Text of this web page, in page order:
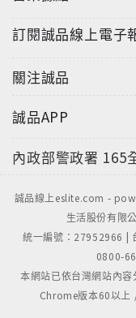
訂閱誠品線上電子
關注誠品
誠品APP
內政部警政署 165
誠品線上eslite.com -
生活股份有限
統一編號：27952966 |
0800-
本網站已依台灣網站內
Chrome版本60以